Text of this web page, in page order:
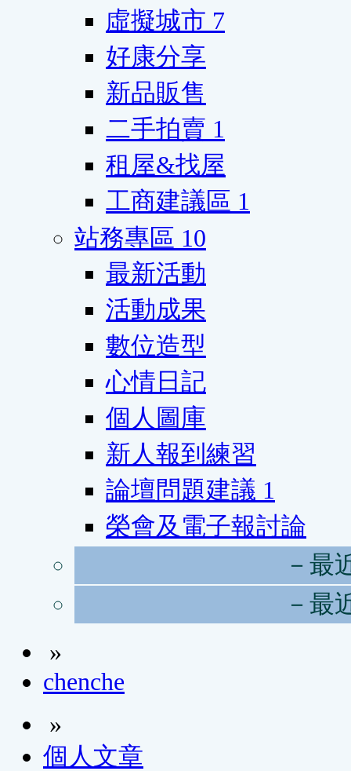
虛擬城市 7
好康分享
新品販售
二手拍賣 1
租屋&找屋
工商建議區 1
站務專區 10
最新活動
活動成果
數位造型
心情日記
個人圖庫
新人報到練習
論壇問題建議 1
榮會及電子報討論
－最
－最
»
chenche
»
個人文章